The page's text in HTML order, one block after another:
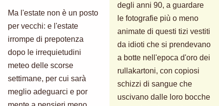
Ma l'estate non è un posto
per vecchi: e l'estate
irrompe di prepotenza
dopo le irrequietudini
meteo delle scorse
settimane, per cui sarà
meglio adeguarci e por
degli anni 90, a guardare
le fotografie più o meno
animate di questi tizi vestiti
da idioti che si prendevano
a botte nell'epoca d'oro dei
rullakartoni, con copiosi
schizzi di sangue che
uscivano dalle loro bocche